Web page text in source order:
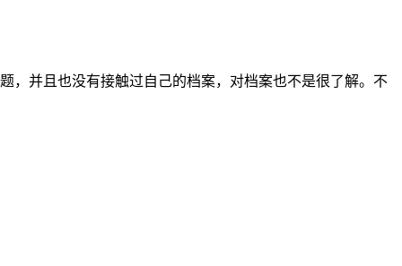
，并且也没有接触过自己的档案，对档案也不是很了解。不